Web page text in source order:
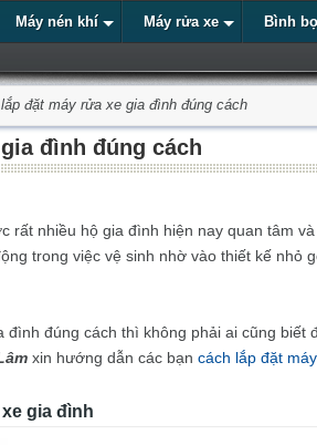
Máy nén khí Máy rửa xe Bình
đặt máy rửa xe gia đình đúng cách
đình đúng cách
rất nhiều hộ gia đình hiện nay quan tâm
trong việc vệ sinh nhờ vào thiết kế nhỏ
đình đúng cách thì không phải ai cũng biết
xin hướng dẫn các bạn cách lắp đặt
gia đình